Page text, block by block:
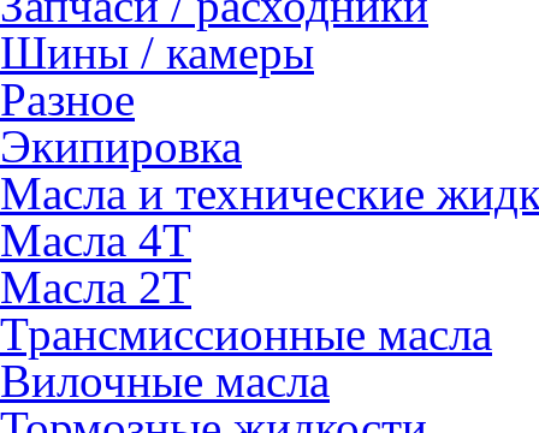
Шины / камеры
Разное
Экипировка
Масла и технические
Масла 4Т
Масла 2Т
Трансмиссионные масла
Вилочные масла